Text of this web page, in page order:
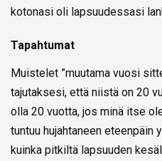
kotonasi oli lapsuudessasi
Tapahtumat
Muistelet ”muutama vuosi
tajutaksesi, että niistä on 20
olla 20 vuotta, jos minä itse
tuntuu hujahtaneen
kuinka pitkiltä lapsuuden